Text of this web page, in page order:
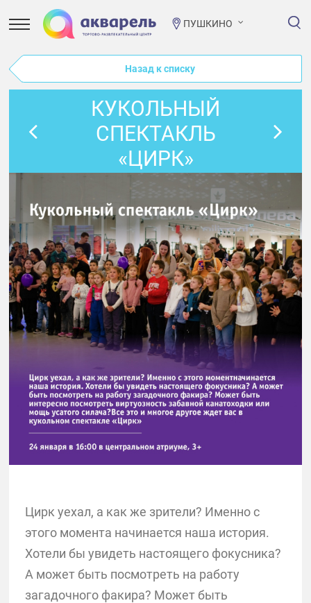
ПУШКИНО
Назад к списку
КУКОЛЬНЫЙ
СПЕКТАКЛЬ
«ЦИРК»
Цирк уехал, а как же зрители? Именно с
этого момента начинается наша история.
Хотели бы увидеть настоящего фокусника?
А может быть посмотреть на работу
загадочного факира? Может быть